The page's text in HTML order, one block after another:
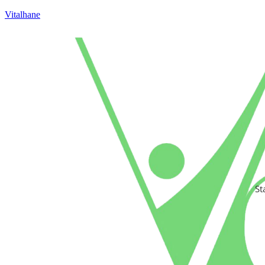
Vitalhane